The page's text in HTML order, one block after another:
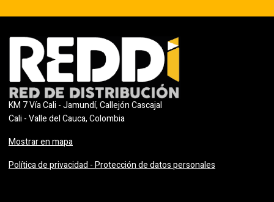
KM 7 Vía Cali - Jamundí, Callejón Cascajal
Cali - Valle del Cauca, Colombia
Mostrar en mapa
Política de privacidad - Protección de datos personales